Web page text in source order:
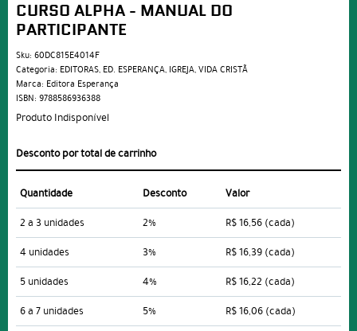
CURSO ALPHA - MANUAL DO
PARTICIPANTE
Sku: 60DC815E4014F
Categoria: EDITORAS, ED. ESPERANÇA, IGREJA,VIDA CRISTÃ
Marca: Editora Esperança
ISBN: 9788586936388
Produto Indisponível
Desconto por total de carrinho
Quantidade Desconto
Valor
2 a 3 unidades
2% R$ 16,56 (cada)
4 unidades
3% R$ 16,39 (cada)
5 unidades
4% R$ 16,22 (cada)
6 a 7 unidades
5% R$ 16,06 (cada)